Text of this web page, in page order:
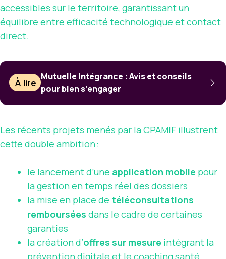
accessibles sur le territoire, garantissant un
équilibre entre efficacité technologique et contact
direct.
À lire
Mutuelle Intégrance : Avis et conseils
pour bien s’engager
Les récents projets menés par la CPAMIF illustrent
cette double ambition :
le lancement d’une application mobile pour
la gestion en temps réel des dossiers
la mise en place de téléconsultations
remboursées dans le cadre de certaines
garanties
la création d’offres sur mesure intégrant la
prévention digitale et le coaching santé